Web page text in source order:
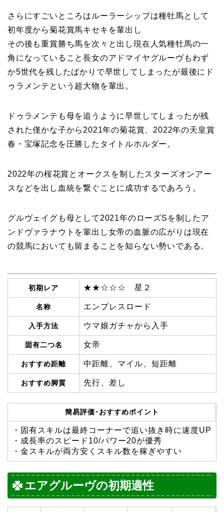
さらにすごいところはルーラーシップは種牡馬として
初年度から菊花賞馬キセキを輩出し
その後も重賞勝ち馬を次々と出し現在人気種牡馬の一
角になっていること長女のアドマイヤグルーヴもわず
か5世代を残したばかりで早世してしまったが最後にド
ゥラメンテという超大物を輩出。
ドゥラメンテも母を追うように早世してしまったが残
された僅かな子から2021年の菊花賞、2022年の天皇賞
春・宝塚記念を圧勝したタイトルホルダー。
2022年の桜花賞とオークスを制したスターズオンアー
スなどを出し血統を繋ぐことに成功するであろう。
グルヴェイグも母として2021年のローズSを制したア
ンドヴァラナウトを輩出し女帝の血脈の広がりは現在
の競馬においても留まることを知らない勢いである。
初期レア ★★☆☆☆ 星２
名称 エンプレスロード
入手方法 ウマ娘ガチャから入手
固有二つ名 女帝
おすすめ距離 中距離、マイル、短距離
おすすめ脚質 先行、差し
簡易評価･おすすめポイント
・固有スキルは最終コーナーで追い抜き時に速度UP
・成長率のスピード10/パワー20が優秀
・金スキルが両方安くスキル数を稼ぎやすい
エアグルーヴの初期適性